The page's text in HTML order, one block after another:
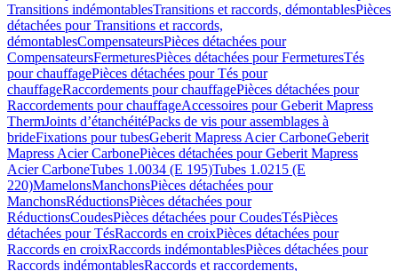
Transitions indémontablesTransitions et raccords, démontablesPièces
détachées pour Transitions et raccords,
démontablesCompensateursPièces détachées pour
CompensateursFermeturesPièces détachées pour FermeturesTés
pour chauffagePièces détachées pour Tés pour
chauffageRaccordements pour chauffagePièces détachées pour
Raccordements pour chauffageAccessoires pour Geberit Mapress
ThermJoints d’étanchéitéPacks de vis pour assemblages à
brideFixations pour tubesGeberit Mapress Acier CarboneGeberit
Mapress Acier CarbonePièces détachées pour Geberit Mapress
Acier CarboneTubes 1.0034 (E 195)Tubes 1.0215 (E
220)MamelonsManchonsPièces détachées pour
ManchonsRéductionsPièces détachées pour
RéductionsCoudesPièces détachées pour CoudesTésPièces
détachées pour TésRaccords en croixPièces détachées pour
Raccords en croixRaccords indémontablesPièces détachées pour
Raccords indémontablesRaccords et raccordements,